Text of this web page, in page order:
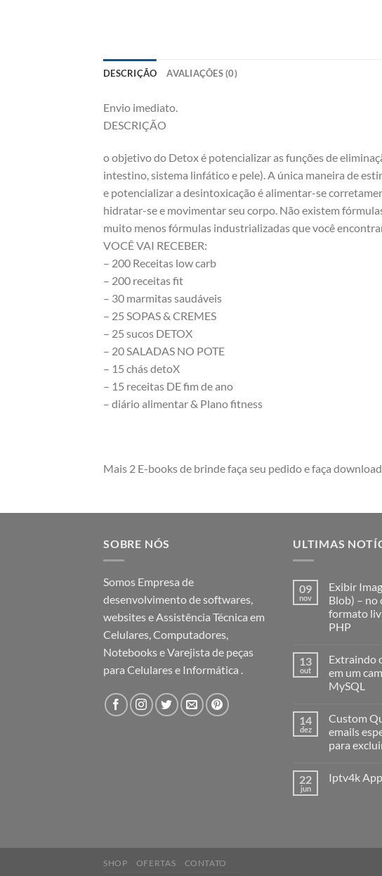
DESCRIÇÃO AVALIAÇÕES (0)
Envio imediato.
DESCRIÇÃO
o objetivo do Detox é potencializar as funções de
intestino, sistema linfático e pele). A única maneira de
e potencializar a desintoxicação é alimentar-se
hidratar-se e movimentar seu corpo. Não existem
muito menos fórmulas industrializadas que você
VOCÊ VAI RECEBER:
– 200 Receitas low carb
– 200 receitas fit
– 30 marmitas saudáveis
– 25 SOPAS & CREMES
– 25 sucos DETOX
– 20 SALADAS NO POTE
– 15 chás detoX
– 15 receitas DE fim de ano
– diário alimentar & Plano fitness
Mais 2 E-books de brinde faça seu pedido e faça
SOBRE NÓS
Somos Empresa de
desenvolvimento de softwares,
websites e Assistência Técnica em
Celulares, Computadores,
Notebooks e Varejista de peças
para Celulares e Informática .
ULTIMAS
09
nov
Exibir
Blob) – no
formato
PHP
13
out
Extraindo
em um
MySQL
14
dez
Custom
emails
para
22
jun
Iptv4k App
SHOP OFERTAS CONTATO